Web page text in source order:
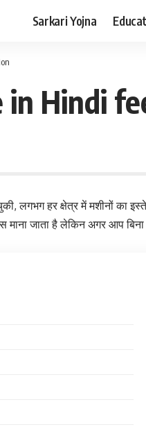
Sarkari Yojna
in Hindi
लगभग हर क्षेत्र में मशीनों का
माना जाता है लेकिन अगर आप